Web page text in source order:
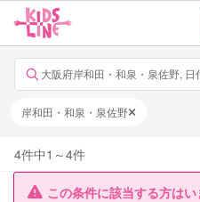
大阪府岸和田・和泉・泉佐野,
岸和田・和泉・泉佐野
4件中1 ～4件
この条件に該当する方は